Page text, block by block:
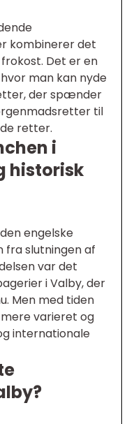
kombinerer det
Det er en
man kan nyde
der spænder
til
retter.
i
historisk
engelske
slutningen af
var det
i Valby, der
Men med tiden
varieret og
internationale